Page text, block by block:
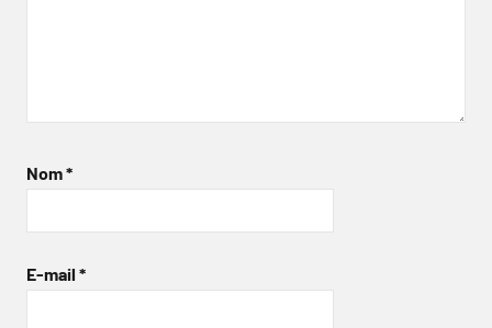
Nom*
E-mail *